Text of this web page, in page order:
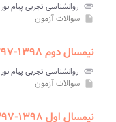
attachment روانشناسی تجربی پیام نور
insert_drive_file سوالات آزمون
نیمسال دوم ۱۳۹۸-۱۳۹۷
attachment روانشناسی تجربی پیام نور
insert_drive_file سوالات آزمون
نیمسال اول ۱۳۹۸-۱۳۹۷